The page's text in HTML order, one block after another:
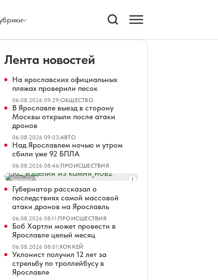
Лента новостей
На ярославских официальных
пляжах проверили песок
06.08.2026 09:29|ОБЩЕСТВО
В Ярославле выезд в сторону
Москвы открыли после атаки
дронов
06.08.2026 09:03|АВТО
Над Ярославлем ночью и утром
сбили уже 92 БПЛА
06.08.2026 08:46|ПРОИСШЕСТВИЯ
Реклама
Губернатор рассказал о
последствиях самой массовой
атаки дронов на Ярославль
06.08.2026 08:11|ПРОИСШЕСТВИЯ
Боб Хартли может провести в
Ярославле целый месяц
06.08.2026 08:01|ХОККЕЙ
Уклонист получил 12 лет за
стрельбу по троллейбусу в
Ярославле